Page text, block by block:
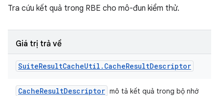
Tra cứu kết quả trong RBE cho mô-đun kiểm thử.
Giá trị trả về
SuiteResultCacheUtil . CacheResultDescriptor
CacheResultDescriptor mô tả kết quả trong bộ nhớ